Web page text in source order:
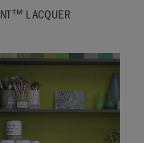
LACQUER